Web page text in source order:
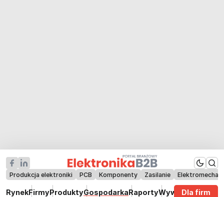
Produkcja elektroniki PCB Komponenty Zasilanie
RynekFirmyProduktyGospodarkaRaportyWywiadyDla firm